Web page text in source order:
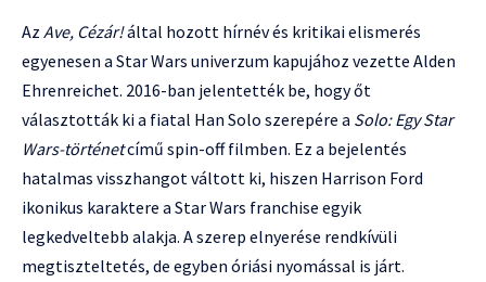
Az Ave, Cézár!által hozott hírnév és kritikai elismerés
egyenesen a Star Wars univerzum kapujához vezette Alden
Ehrenreichet. 2016-ban jelentették be, hogy őt
választották ki a fiatal Han Solo szerepére a Solo: Egy Star
Wars-történetcímű spin-off filmben. Ez a bejelentés
hatalmas visszhangot váltott ki, hiszen Harrison Ford
ikonikus karaktere a Star Wars franchise egyik
legkedveltebb alakja. A szerep elnyerése rendkívüli
megtiszteltetés, de egyben óriási nyomással is járt.